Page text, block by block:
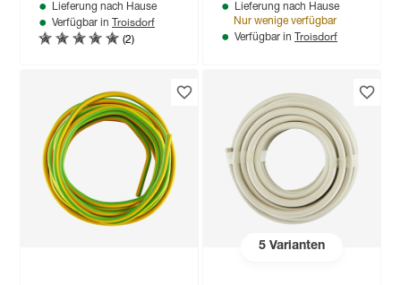
Lieferung nach Hause
Verfügbar in Troisdorf
(2)
Lieferung nach Hause
Nur wenige verfügbar
Verfügbar in Troisdorf
5Varianten